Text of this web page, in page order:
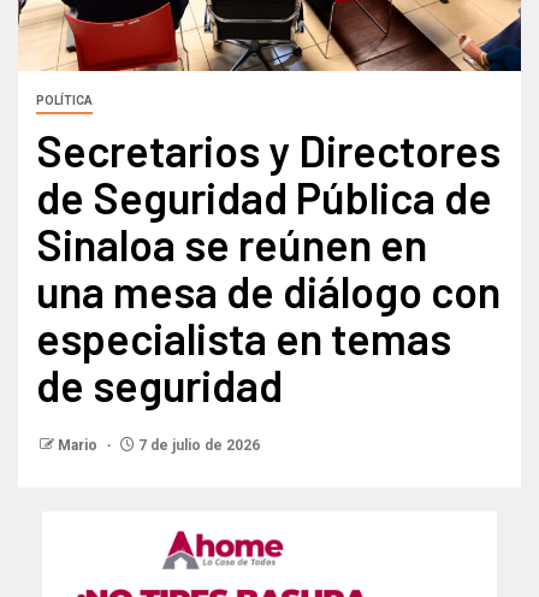
POLÍTICA
Secretarios y Directores
de Seguridad Pública de
Sinaloa se reúnen en
una mesa de diálogo con
especialista en temas
de seguridad
Mario 7 de julio de 2026